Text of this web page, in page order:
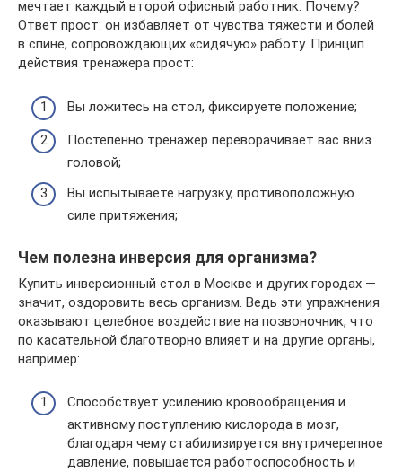
мечтает каждый второй офисный работник. Почему?
Ответ прост: он избавляет от чувства тяжести и болей
в спине, сопровождающих «сидячую» работу. Принцип
действия тренажера прост:
Вы ложитесь на стол, фиксируете положение;
Постепенно тренажер переворачивает вас вниз
головой;
Вы испытываете нагрузку, противоположную
силе притяжения;
Чем полезна инверсия для организма?
Купить инверсионный стол в Москве и других городах —
значит, оздоровить весь организм. Ведь эти упражнения
оказывают целебное воздействие на позвоночник, что
по касательной благотворно влияет и на другие органы,
например:
Способствует усилению кровообращения и
активному поступлению кислорода в мозг,
благодаря чему стабилизируется внутричерепное
давление, повышается работоспособность и